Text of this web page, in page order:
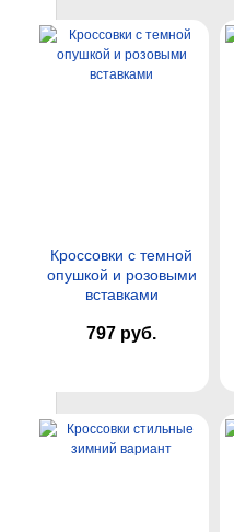
Кроссовки с темной
опушкой и розовыми
вставками
797 руб.